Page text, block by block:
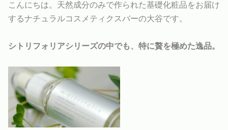
こんにちは。天然成分のみで作られた基礎化粧品をお届け
するナチュラルコスメティクスバーの大谷です。
シトリフォリアシリーズの中でも、特に贅を極めた逸品。